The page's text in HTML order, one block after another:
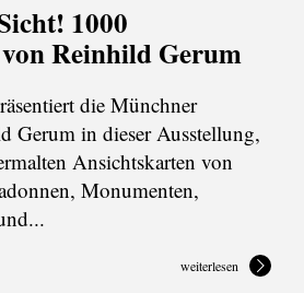
1000
Reinhild Gerum
die Münchner
Gerum in dieser Ausstellung,
Ansichtskarten von
Monumenten,
weiterlesen